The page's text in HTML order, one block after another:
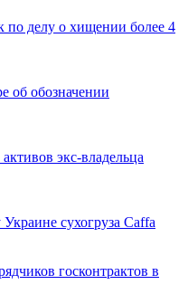
по делу о хищении более 4
об обозначении
экс-владельца
сухогруза Caffa
госконтрактов в